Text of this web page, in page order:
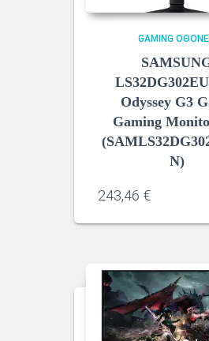
GAMING
Odyssey G3
Gaming
N)
243,46 €